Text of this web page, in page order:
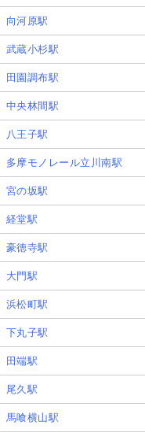
向河原駅
武蔵小杉駅
田園調布駅
中央林間駅
八王子駅
多摩モノレール立川南駅
宮の坂駅
経堂駅
豪徳寺駅
大門駅
浜松町駅
下丸子駅
田端駅
尾久駅
馬喰横山駅